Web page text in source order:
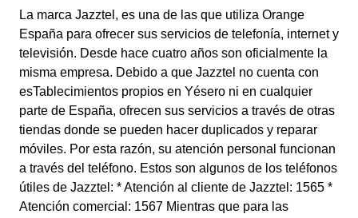
La marca Jazztel, es una de las que utiliza Orange
España para ofrecer sus servicios de telefonía, internet y
televisión. Desde hace cuatro años son oficialmente la
misma empresa. Debido a que Jazztel no cuenta con
esTablecimientos propios en Yésero ni en cualquier
parte de España, ofrecen sus servicios a través de otras
tiendas donde se pueden hacer duplicados y reparar
móviles. Por esta razón, su atención personal funcionan
a través del teléfono. Estos son algunos de los teléfonos
útiles de Jazztel: * Atención al cliente de Jazztel: 1565 *
Atención comercial: 1567 Mientras que para las